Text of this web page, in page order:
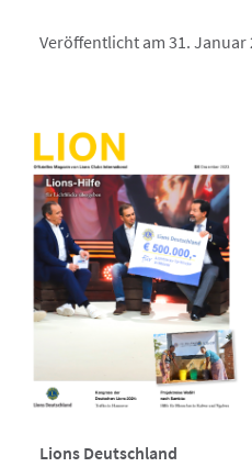
Veröffentlicht am 31. Januar
Lions Deutschland